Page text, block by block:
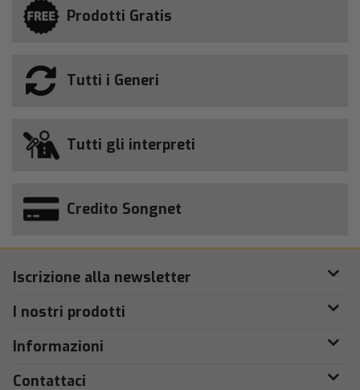
Prodotti Gratis
Tutti i Generi
Tutti gli interpreti
Credito Songnet
Iscrizione alla newsletter
I nostri prodotti
Informazioni
Contattaci